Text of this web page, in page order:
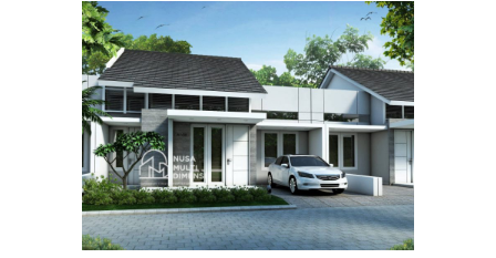
Desain Cluster Graha di
Karanggan Cibubur
DESAIN RUMAH TERBAIK